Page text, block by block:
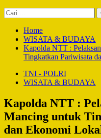
Cari
untuk:
Home
WISATA & BUDAYA
Kapolda NTT :
Tingkatkan Pariwisata
TNI - POLRI
WISATA & BUDAYA
Kapolda NTT :
Mancing untuk
dan Ekonomi